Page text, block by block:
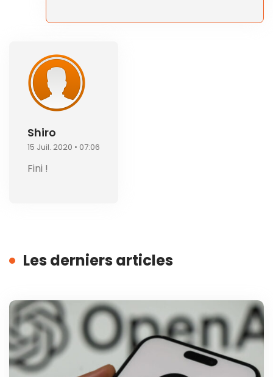
Shiro
15 Juil. 2020 • 07:06
Fini !
Les derniers articles